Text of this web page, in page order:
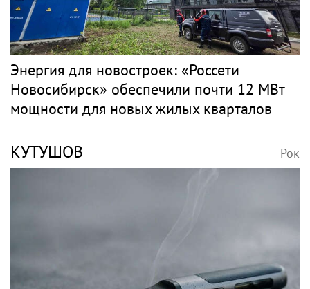
Энергия для новостроек: «Россети
Новосибирск» обеспечили почти 12 МВт
мощности для новых жилых кварталов
КУТУШОВ Рок